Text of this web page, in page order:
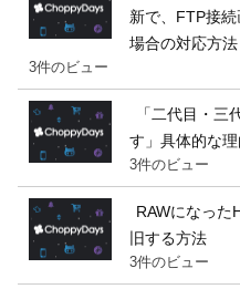
新で、FTP接
場合の対応方法
3件のビュー
「二代目・三
す」具体的な理
3件のビュー
RAWになった
旧する方法
3件のビュー